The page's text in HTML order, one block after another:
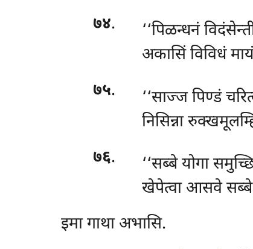
७४.
‘‘पिळन्धनं
अकासिं विविधं
७५.
‘‘साज्ज पिण्डं
निसिन्ना
७६.
‘‘सब्बे योगा
खेपेत्वा आसवे सब्बे,
इमा गाथा अभासि.